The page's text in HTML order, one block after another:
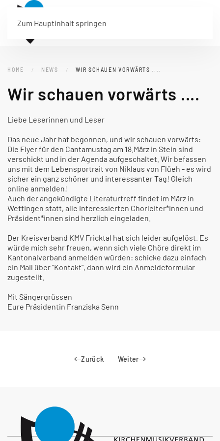
Zum Hauptinhalt springen
HOME NEWS WIR SCHAUEN VORWÄRTS ....
Wir schauen vorwärts ....
Liebe Leserinnen und Leser
Das neue Jahr hat begonnen, und wir schauen vorwärts:
Die Flyer für den Cantamustag am 18.März in Stein sind
verschickt und in der Agenda aufgeschaltet. Wir befassen
uns mit dem Lebensportrait von Niklaus von Flüeh - es wird
sicher ein ganz schöner und interessanter Tag! Gleich
online anmelden!
Auch der angekündigte Literaturtreff findet im März in
Wettingen statt, alle interessierten Chorleiter*innen und
Präsident*innen sind herzlich eingeladen.
Der Kreisverband KMV Fricktal hat sich leider aufgelöst. Es
würde mich sehr freuen, wenn sich viele Chöre direkt im
Kantonalverband anmelden würden: schicke dazu einfach
ein Mail über "Kontakt", dann wird ein Anmeldeformular
zugestellt.
Mit Sängergrüssen
Eure Präsidentin Franziska Senn
Zurück Weiter